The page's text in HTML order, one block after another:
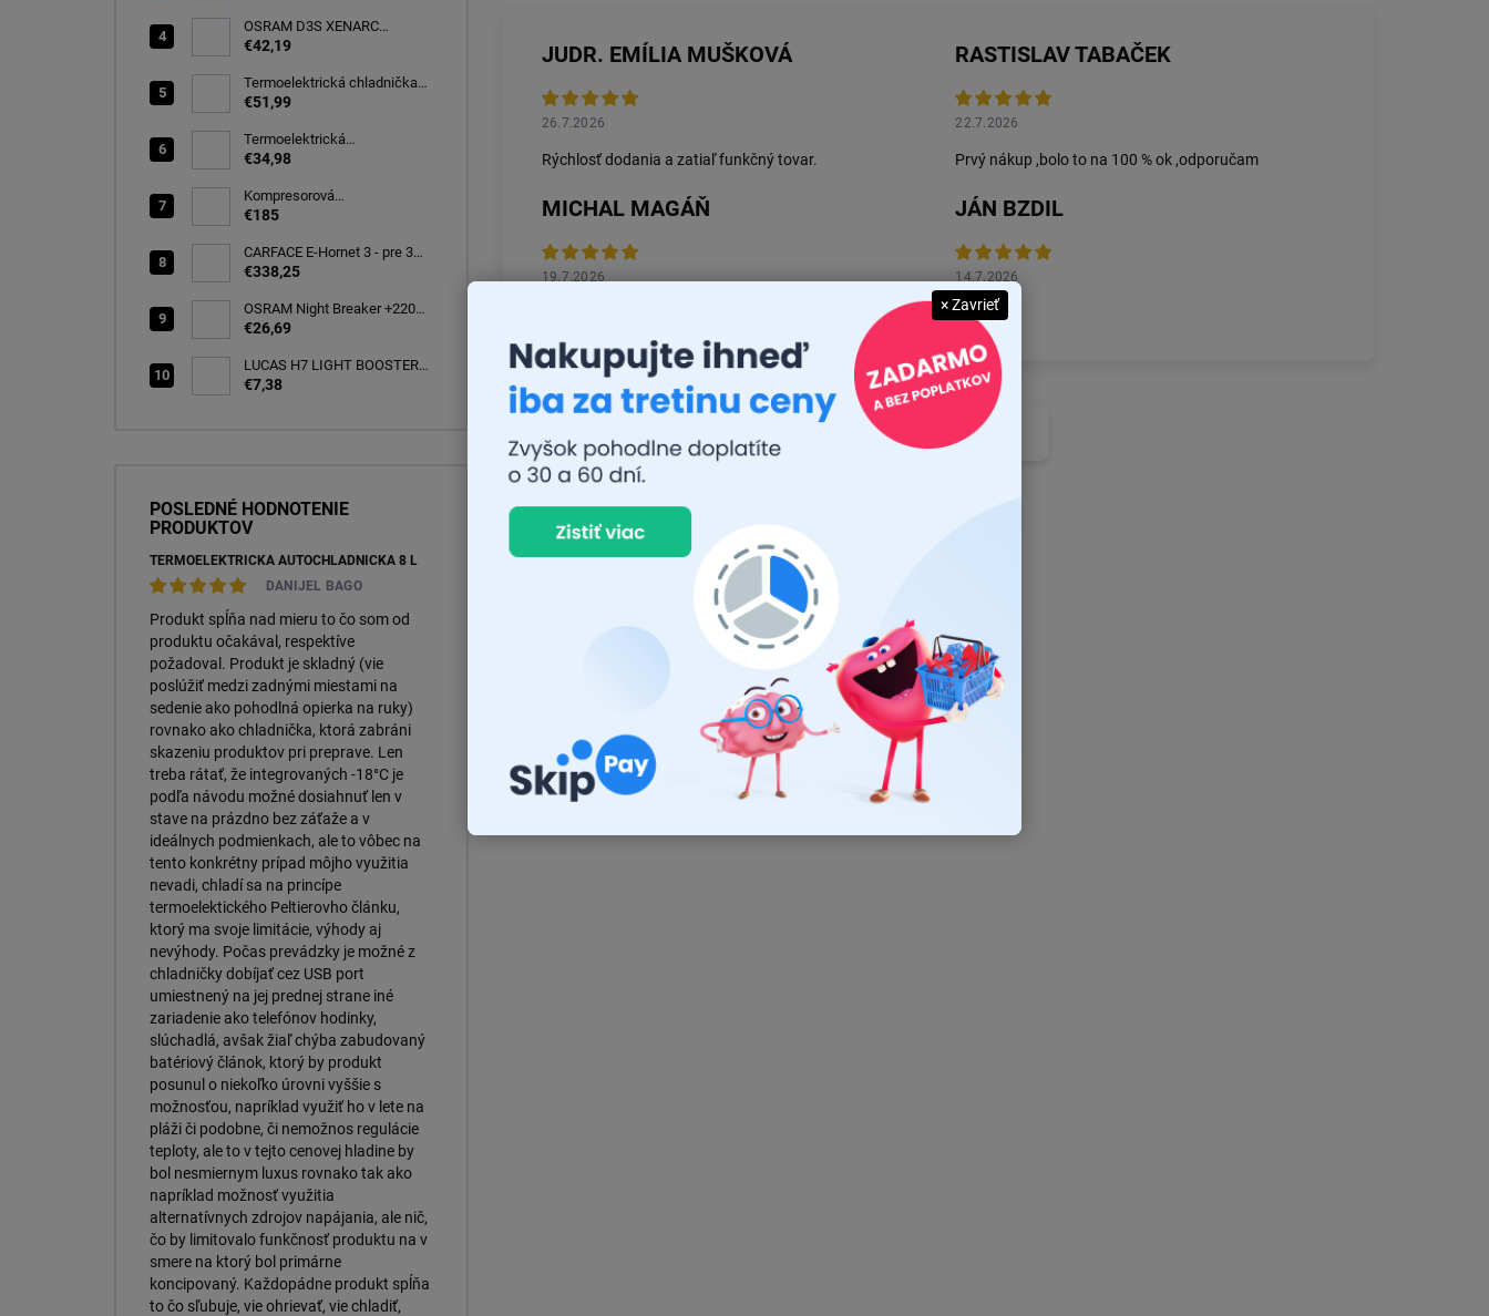
OSRAM D3S XENARC
ORIGINAL SPARE 35W
€42,19
Termoelektrická chladnička
CARFACE 29 litrov -20C
€51,99
Termoelektrická
autochladnička 8 l
€34,98
Kompresorová
autochladnička 25 litrov, -20C
€185
CARFACE E-Hornet 3 - pre 3
elektro/bicykle
€338,25
OSRAM Night Breaker +220%
H7 PX26d 12V 55W BOX
€26,69
LUCAS H7 LIGHT BOOSTER
INFINITY +150% 12V 55W
€7,38
POSLEDNÉ HODNOTENIE
PRODUKTOV
TERMOELEKTRICKÁ AUTOCHLADNIČKA 8 L
DANIJEL BAGO
Produkt spĺňa nad mieru to čo som od
produktu očakával, respektíve
požadoval. Produkt je skladný (vie
poslúžiť medzi zadnými miestami na
sedenie ako pohodlná opierka na ruky)
rovnako ako chladnička, ktorá zabráni
skazeniu produktov pri preprave. Len
treba rátať, že integrovaných -18°C je
podľa návodu možné dosiahnuť len v
stave na prázdno bez záťaže a v
ideálnych podmienkach, ale to vôbec na
tento konkrétny prípad môjho využitia
nevadi, chladí sa na princípe
termoelektického Peltierovho článku,
ktorý ma svoje limitácie, výhody aj
nevýhody. Počas prevádzky je možné z
chladničky dobíjať cez USB port
umiestnený na jej prednej strane iné
zariadenie ako telefónov hodinky,
slúchadlá, avšak žiaľ chýba zabudovaný
batériový článok, ktorý by produkt
posunul o niekoľko úrovni vyššie s
možnosťou, napríklad využiť ho v lete na
pláži či podobne, či nemožnos regulácie
teploty, ale to v tejto cenovej hladine by
bol nesmiernym luxus rovnako tak ako
napríklad možnosť využitia
alternatívnych zdrojov napájania, ale nič,
čo by limitovalo funkčnosť produktu na v
smere na ktorý bol primárne
koncipovaný. Každopádne produkt spĺňa
to čo sľubuje, vie ohrievať, vie chladiť,
JUDR. EMÍLIA MUŠKOVÁ
26.7.2026
Rýchlosť dodania a zatiaľ funkčný tovar.
RASTISLAV TABAČEK
22.7.2026
Prvý nákup ,bolo to na 100 % ok ,odporučam
MICHAL MAGÁŇ
19.7.2026
JÁN BZDIL
14.7.2026
Super vec
Zobraziť ďalšie recenzie
× Zavrieť